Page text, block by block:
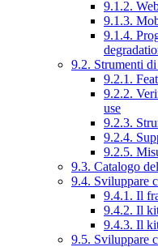
9.1.2.
9.1.3.
9.1.4.
9.2. Strumenti
9.2.1.
9.2.2.
use
9.2.3.
9.2.4.
9.2.5.
9.3. Catalogo
9.4. Sviluppare
9.4.1. Il
9.4.2. Il
9.4.3. Il
9.5. Sviluppare